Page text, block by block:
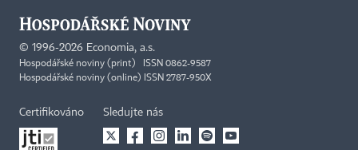
© 1996-2026 Economia, a.s.
Hospodářské noviny (print) ISSN 0862-9587
Hospodářské noviny (online) ISSN 2787-950X
Certifikováno Sledujte nás